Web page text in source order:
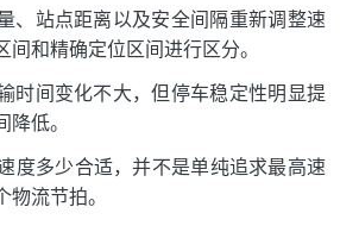
、站点距离以及安全间隔重新调整速
和精确定位区间进行区分。
时间变化不大，但停车稳定性明显提
低。
度多少合适，并不是单纯追求最高速
流节拍。